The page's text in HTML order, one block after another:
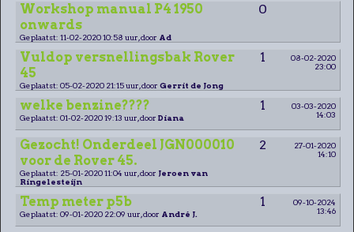
Workshop manual P4 1950
onwards
0
Geplaatst: 11-02-2020 10:58 uur, door Ad
Vuldop versnellingsbak Rover
45
1
08-02-2020
23:00
Geplaatst: 05-02-2020 21:15 uur, door Gerrit de Jong
welke benzine???? 1
03-03-2020
14:03
Geplaatst: 01-02-2020 19:13 uur, door Diana
Gezocht! Onderdeel JGN000010
voor de Rover 45.
2
27-01-2020
14:10
Geplaatst: 25-01-2020 11:04 uur, door Jeroen van
Ringelesteijn
Temp meter p5b 1
09-10-2024
13:46
Geplaatst: 09-01-2020 22:09 uur, door André J.